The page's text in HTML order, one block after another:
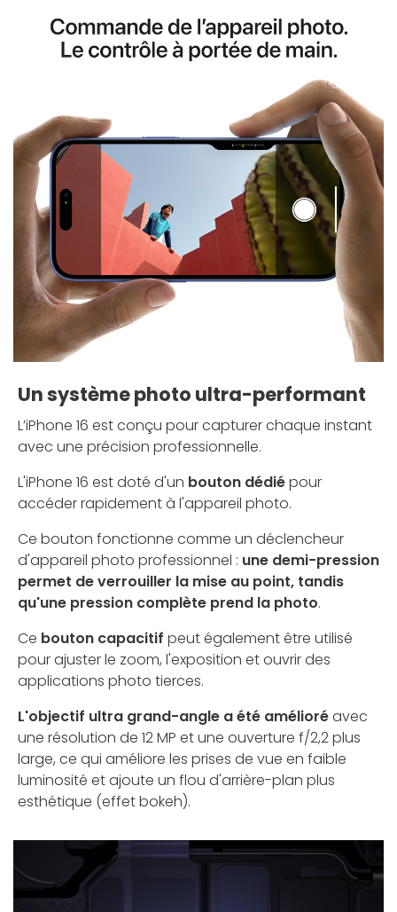
Un système photo ultra-performant
L’iPhone 16 est conçu pour capturer chaque instant
avec une précision professionnelle.
L'iPhone 16 est doté d'un bouton dédiépour
accéder rapidement à l'appareil photo.
Ce bouton fonctionne comme un déclencheur
d'appareil photo professionnel : une demi-pression
permet de verrouiller la mise au point, tandis
qu'une pression complète prend la photo.
Ce bouton capacitif peut également être utilisé
pour ajuster le zoom, l'exposition et ouvrir des
applications photo tierces.
L'objectif ultra grand-angle a été amélioréavec
une résolution de 12 MP et une ouverture f/2,2 plus
large, ce qui améliore les prises de vue en faible
luminosité et ajoute un flou d'arrière-plan plus
esthétique (effet bokeh).